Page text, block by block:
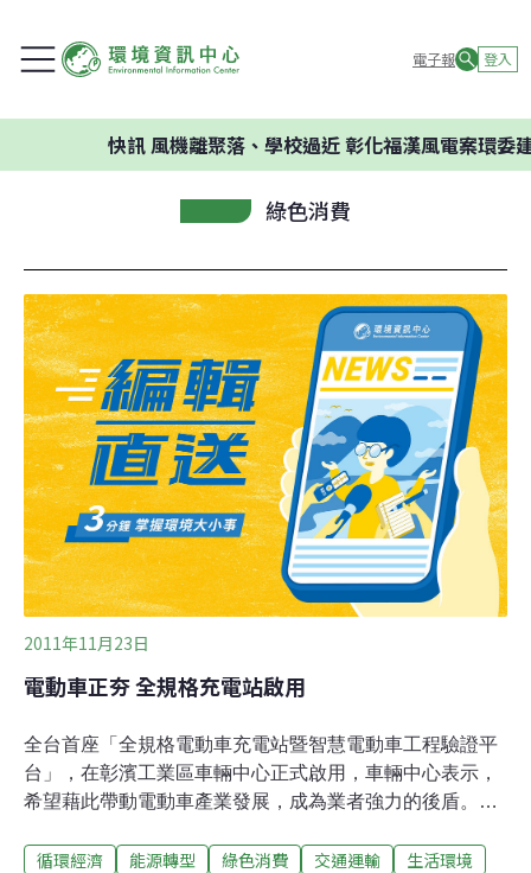
電子報 登入
風機離聚落、學校過近 彰化福漢風電案環委建議不
綠色消費
2011年11月23日
電動車正夯 全規格充電站啟用
全台首座「全規格電動車充電站暨智慧電動車工程驗證平
台」，在彰濱工業區車輛中心正式啟用，車輛中心表示，
希望藉此帶動電動車產業發展，成為業者強力的後盾。經
生，對台灣發展電動車是重要的里程碑，因為電動車零組
循環經濟 能源轉型 綠色消費 交通運輸 生活環境